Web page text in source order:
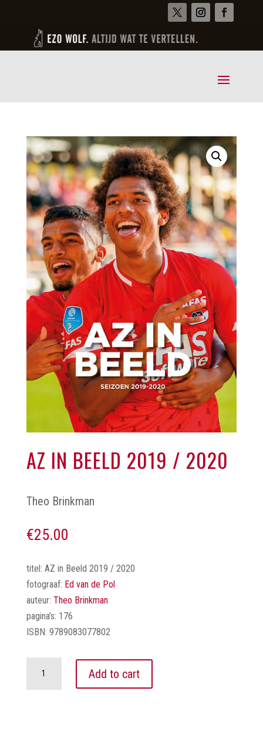
AZ IN BEELD 2019 / 2020
Theo Brinkman
€25.00
titel: AZ in Beeld 2019 / 2020
fotograaf: Ed van de Pol
auteur: Theo Brinkman
pagina’s: 176
ISBN: 9789083077802
Add to cart